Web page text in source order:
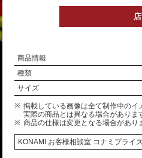
商品情報
種類
サイズ
掲載している画像は全て制作中のイ
実際の商品とは異なる場合がありま
商品の仕様は変更となる場合があり
KONAMI お客様相談室 コナミプライ